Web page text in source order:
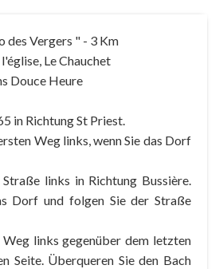
des Vergers " - 3 Km
Le Chauchet
Douce Heure
in Richtung St Priest.
Weg links, wenn Sie das Dorf
links in Richtung Bussière.
Dorf und folgen Sie der Straße
links gegenüber dem letzten
Seite. Überqueren Sie den Bach